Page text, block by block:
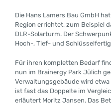
Die Hans Lamers Bau GmbH
Region errichtet, zum Beispiel
DLR-Solarturm. Der
Hoch-, Tief- und
Für ihren kompletten Bedarf
nun im Brainergy Park Jülich
Verwaltungsgebäude wird
ist fast das Doppelte im
erläutert Moritz Jansen. Das